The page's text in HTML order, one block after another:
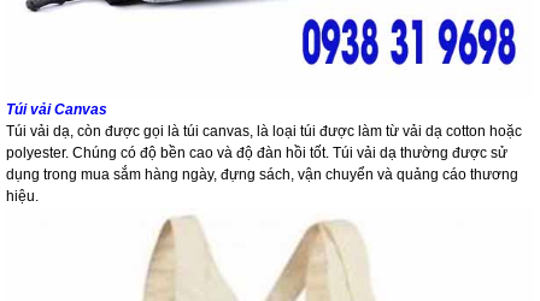
Túi vải Canvas
Túi vải dạ, còn được gọi là túi canvas, là loại túi được làm từ vải dạ cotton hoặc
polyester. Chúng có độ bền cao và độ đàn hồi tốt. Túi vải dạ thường được sử
dụng trong mua sắm hàng ngày, đựng sách, vận chuyển và quảng cáo thương
hiệu.